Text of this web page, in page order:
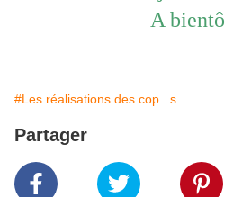
A
#Les réalisations des cop...s
Partager